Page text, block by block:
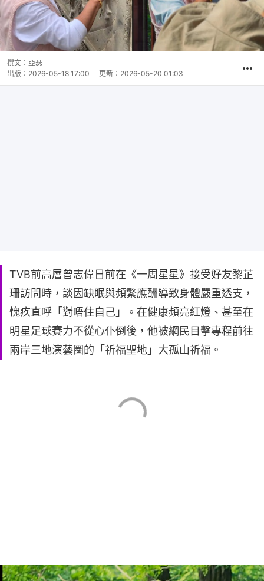
撰文： 亞瑟
出版： 2026-05-18 17:00 更新： 2026-05-20 01:03
TVB前高層曾志偉日前在《一周星星》接受好友黎芷
珊訪問時，談因缺眠與頻繁應酬導致身體嚴重透支，
愧疚直呼「對唔住自己」。在健康頻亮紅燈、甚至在
明星足球賽力不從心仆倒後，他被網民目擊專程前往
兩岸三地演藝圈的「祈福聖地」大孤山祈福。